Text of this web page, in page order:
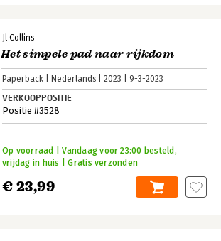
Jl Collins
Het simpele pad naar rijkdom
Paperback Nederlands 2023 9-3-2023
VERKOOPPOSITIE
Positie #3528
€ 23,99
Op voorraad | Vandaag voor 23:00 besteld,
vrijdag in huis | Gratis verzonden